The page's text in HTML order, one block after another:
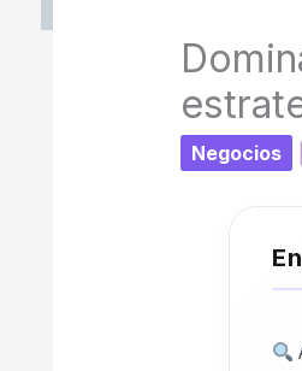
Negocios